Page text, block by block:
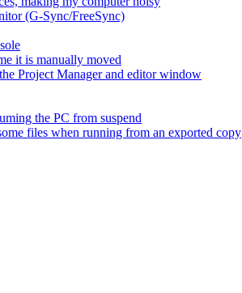
(G-Sync/FreeSync)
it is manually moved
Project Manager and editor window
the PC from suspend
files when running from an exported copy